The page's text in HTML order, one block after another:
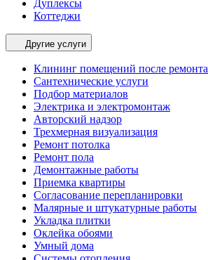
Дуплексы
Коттеджи
Другие услуги
Клининг помещений после ремонта
Сантехнические услуги
Подбор материалов
Электрика и электромонтаж
Авторский надзор
Трехмерная визуализация
Ремонт потолка
Ремонт пола
Демонтажные работы
Приемка квартиры
Согласование перепланировки
Малярные и штукатурные работы
Укладка плитки
Оклейка обоями
Умный дома